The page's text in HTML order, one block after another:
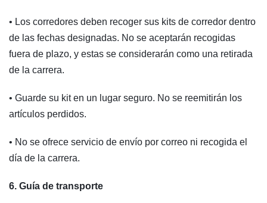
• Los corredores deben recoger sus kits de corredor dentro
de las fechas designadas. No se aceptarán recogidas
fuera de plazo, y estas se considerarán como una retirada
de la carrera.
• Guarde su kit en un lugar seguro. No se reemitirán los
artículos perdidos.
• No se ofrece servicio de envío por correo ni recogida el
día de la carrera.
6. Guía de transporte